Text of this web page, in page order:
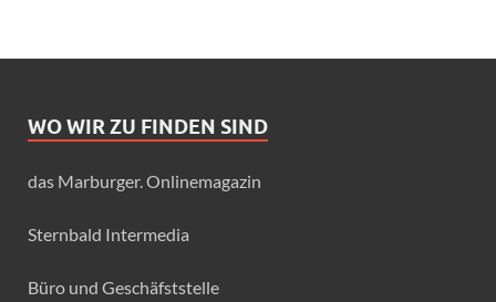
WO WIR ZU FINDEN SIND
das Marburger. Onlinemagazin
Sternbald Intermedia
Büro und Geschäfststelle